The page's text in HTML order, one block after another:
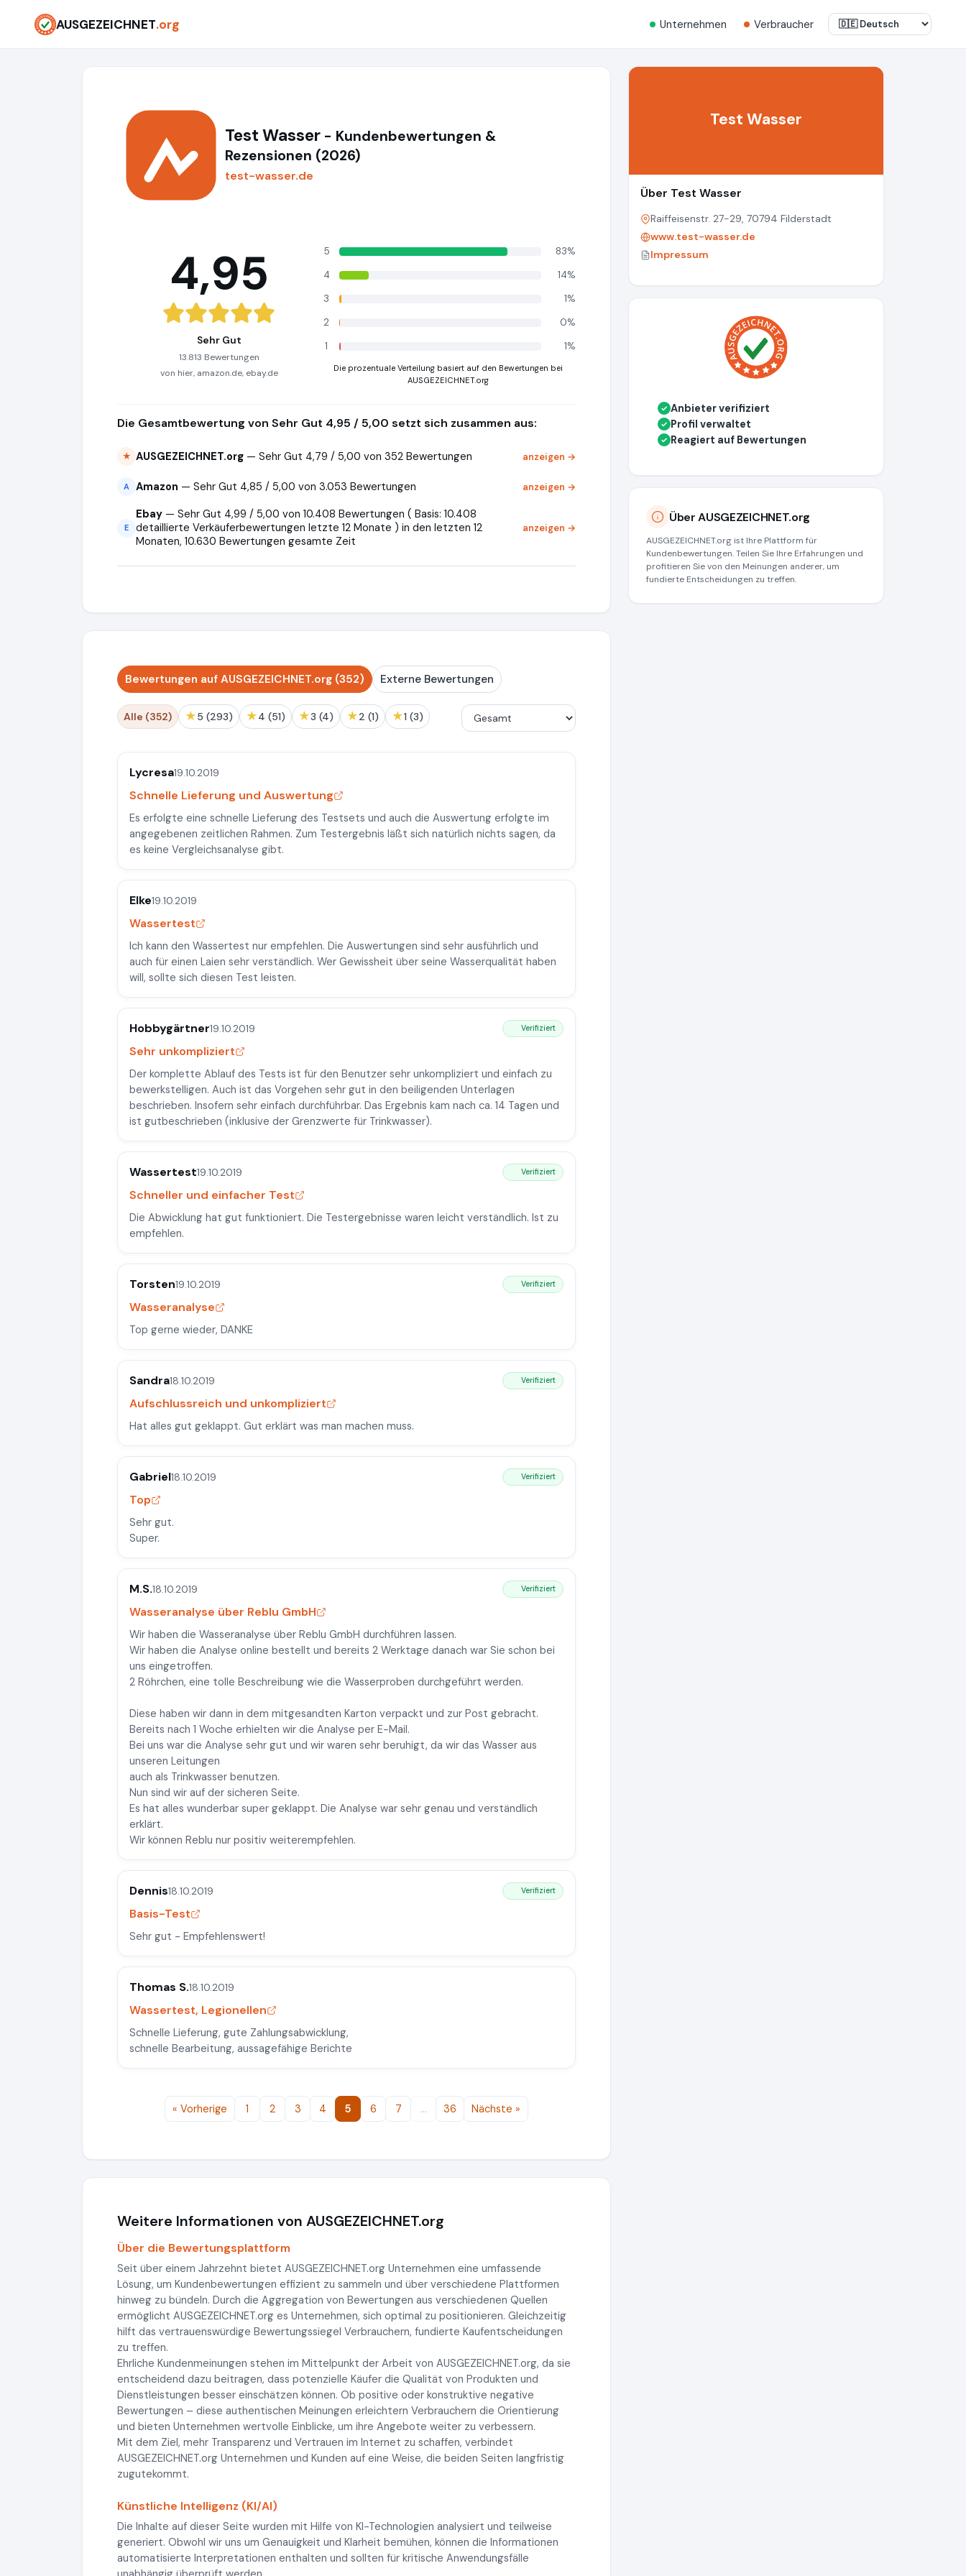
AUSGEZEICHNET.org Unternehmen Verbraucher
Test Wasser - Kundenbewertungen &
Rezensionen (2026)
test-wasser.de
4,95
Sehr Gut
13.813 Bewertungen
von hier, amazon.de, ebay.de
5
83%
4
14%
3
1%
2
0%
1
1%
Die prozentuale Verteilung basiert auf den Bewertungen bei
AUSGEZEICHNET.org
Die Gesamtbewertung von Sehr Gut 4,95 / 5,00 setzt sich zusammen aus:
★ AUSGEZEICHNET.org — Sehr Gut 4,79 / 5,00 von 352 Bewertungen anzeigen →
A Amazon — Sehr Gut 4,85 / 5,00 von 3.053 Bewertungen anzeigen →
E
Ebay — Sehr Gut 4,99 / 5,00 von 10.408 Bewertungen ( Basis: 10.408
detaillierte Verkäuferbewertungen letzte 12 Monate ) in den letzten 12
Monaten, 10.630 Bewertungen gesamte Zeit
anzeigen →
Bewertungen auf AUSGEZEICHNET.org (352) Externe Bewertungen
Alle (352) ★ 5 (293) ★ 4 (51) ★ 3 (4) ★ 2 (1) ★ 1 (3)
Lycresa19.10.2019
Schnelle Lieferung und Auswertung
Es erfolgte eine schnelle Lieferung des Testsets und auch die Auswertung erfolgte im
angegebenen zeitlichen Rahmen. Zum Testergebnis läßt sich natürlich nichts sagen, da
es keine Vergleichsanalyse gibt.
Elke19.10.2019
Wassertest
Ich kann den Wassertest nur empfehlen. Die Auswertungen sind sehr ausführlich und
auch für einen Laien sehr verständlich. Wer Gewissheit über seine Wasserqualität haben
will, sollte sich diesen Test leisten.
Hobbygärtner19.10.2019 Verifiziert
Sehr unkompliziert
Der komplette Ablauf des Tests ist für den Benutzer sehr unkompliziert und einfach zu
bewerkstelligen. Auch ist das Vorgehen sehr gut in den beiligenden Unterlagen
beschrieben. Insofern sehr einfach durchführbar. Das Ergebnis kam nach ca. 14 Tagen und
ist gutbeschrieben (inklusive der Grenzwerte für Trinkwasser).
Wassertest19.10.2019 Verifiziert
Schneller und einfacher Test
Die Abwicklung hat gut funktioniert. Die Testergebnisse waren leicht verständlich. Ist zu
empfehlen.
Torsten19.10.2019 Verifiziert
Wasseranalyse
Top gerne wieder, DANKE
Sandra18.10.2019 Verifiziert
Aufschlussreich und unkompliziert
Hat alles gut geklappt. Gut erklärt was man machen muss.
Gabriel18.10.2019 Verifiziert
Top
Sehr gut.
Super.
M.S.18.10.2019 Verifiziert
Wasseranalyse über Reblu GmbH
Wir haben die Wasseranalyse über Reblu GmbH durchführen lassen.
Wir haben die Analyse online bestellt und bereits 2 Werktage danach war Sie schon bei
uns eingetroffen.
2 Röhrchen, eine tolle Beschreibung wie die Wasserproben durchgeführt werden.
Diese haben wir dann in dem mitgesandten Karton verpackt und zur Post gebracht.
Bereits nach 1 Woche erhielten wir die Analyse per E-Mail.
Bei uns war die Analyse sehr gut und wir waren sehr beruhigt, da wir das Wasser aus
unseren Leitungen
auch als Trinkwasser benutzen.
Nun sind wir auf der sicheren Seite.
Es hat alles wunderbar super geklappt. Die Analyse war sehr genau und verständlich
erklärt.
Wir können Reblu nur positiv weiterempfehlen.
Dennis18.10.2019 Verifiziert
Basis-Test
Sehr gut - Empfehlenswert!
Thomas S.18.10.2019
Wassertest, Legionellen
Schnelle Lieferung, gute Zahlungsabwicklung,
schnelle Bearbeitung, aussagefähige Berichte
« Vorherige 1 2 3 4 5 6 7 … 36 Nächste »
Weitere Informationen von AUSGEZEICHNET.org
Über die Bewertungsplattform
Seit über einem Jahrzehnt bietet AUSGEZEICHNET.org Unternehmen eine umfassende
Lösung, um Kundenbewertungen effizient zu sammeln und über verschiedene Plattformen
hinweg zu bündeln. Durch die Aggregation von Bewertungen aus verschiedenen Quellen
ermöglicht AUSGEZEICHNET.org es Unternehmen, sich optimal zu positionieren. Gleichzeitig
hilft das vertrauenswürdige Bewertungssiegel Verbrauchern, fundierte Kaufentscheidungen
zu treffen.
Ehrliche Kundenmeinungen stehen im Mittelpunkt der Arbeit von AUSGEZEICHNET.org, da sie
entscheidend dazu beitragen, dass potenzielle Käufer die Qualität von Produkten und
Dienstleistungen besser einschätzen können. Ob positive oder konstruktive negative
Bewertungen – diese authentischen Meinungen erleichtern Verbrauchern die Orientierung
und bieten Unternehmen wertvolle Einblicke, um ihre Angebote weiter zu verbessern.
Mit dem Ziel, mehr Transparenz und Vertrauen im Internet zu schaffen, verbindet
AUSGEZEICHNET.org Unternehmen und Kunden auf eine Weise, die beiden Seiten langfristig
zugutekommt.
Künstliche Intelligenz (KI/AI)
Die Inhalte auf dieser Seite wurden mit Hilfe von KI-Technologien analysiert und teilweise
generiert. Obwohl wir uns um Genauigkeit und Klarheit bemühen, können die Informationen
automatisierte Interpretationen enthalten und sollten für kritische Anwendungsfälle
Test Wasser
Über Test Wasser
Raiffeisenstr. 27-29, 70794 Filderstadt
www.test-wasser.de
Impressum
✓ Anbieter verifiziert
✓ Profil verwaltet
✓ Reagiert auf Bewertungen
Über AUSGEZEICHNET.org
AUSGEZEICHNET.org ist Ihre Plattform für
Kundenbewertungen. Teilen Sie Ihre Erfahrungen und
profitieren Sie von den Meinungen anderer, um
fundierte Entscheidungen zu treffen.